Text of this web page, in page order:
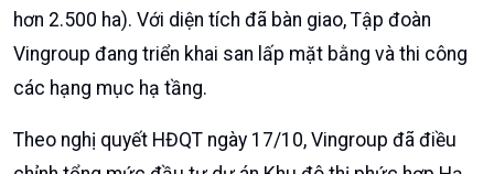
Khu đô thị phức hợp Hạ Long Xanh có tổng diện tích
hơn 4.100 ha, bao gồm gần 1.000 ha thuộc phường
phường Tuần Châu đã hoàn thành giải phóng mặt bằng